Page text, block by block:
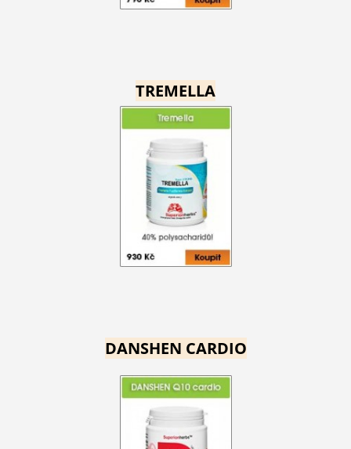
TREMELLA
DANSHEN CARDIO